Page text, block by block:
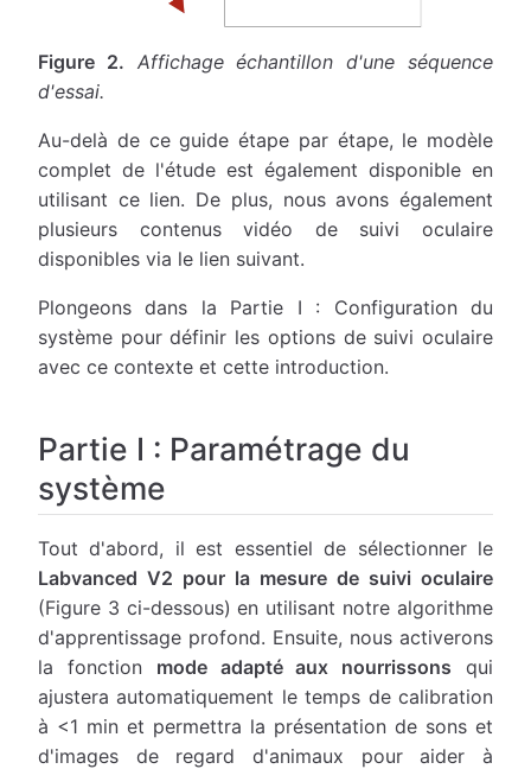
Figure 2. Affichage échantillon d'une séquence
d'essai.
Au-delà de ce guide étape par étape, le modèle
complet de l'étude est également disponible en
utilisant ce lien. De plus, nous avons également
plusieurs contenus vidéo de suivi oculaire
disponibles via le lien suivant.
Plongeons dans la Partie I : Configuration du
système pour définir les options de suivi oculaire
avec ce contexte et cette introduction.
Partie I : Paramétrage du
système
Tout d'abord, il est essentiel de sélectionner le
Labvanced V2 pour la mesure de suivi oculaire
(Figure 3 ci-dessous) en utilisant notre algorithme
d'apprentissage profond. Ensuite, nous activerons
la fonction mode adapté aux nourrissons qui
ajustera automatiquement le temps de calibration
à <1 min et permettra la présentation de sons et
d'images de regard d'animaux pour aider à